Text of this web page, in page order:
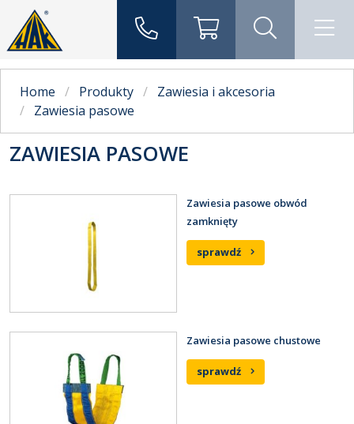
Home Produkty
Zawiesia i akcesoria
Zawiesia pasowe
ZAWIESIA PASOWE
Zawiesia pasowe obwód
zamknięty
sprawdź
Zawiesia pasowe chustowe
sprawdź